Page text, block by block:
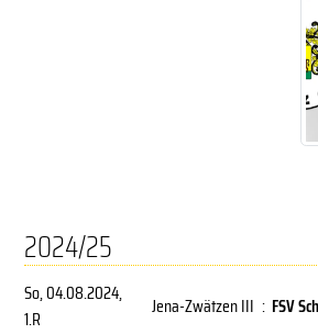
2024/25
So, 04.08.2024,
1.R
Jena-Zwätzen III : FSV